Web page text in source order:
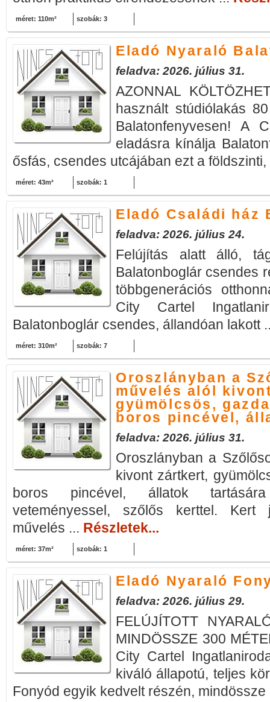
méret: 110m² szobák: 3
Eladó Nyaraló
feladva: 2026. július 31.
AZONNAL
használt stúdiólakás
Balatonfenyvesen! A
eladásra kínálja
ősfás, csendes utcájában ezt a
méret: 43m² szobák: 1
Eladó Családi ház
feladva: 2026. július 24.
Felújítás alatt álló,
Balatonboglár csendes
többgenerációs
City Cartel
Balatonboglár csendes, állandóan lakott
méret: 310m² szobák: 7
Oroszlányban a
művelés alól
gyümölcsös,
boros pincével,
feladva: 2026. július 31.
Oroszlányban a
kivont zártkert,
boros pincével, állatok
veteményessel, szőlős kerttel. Kert
művelés ... Részletek...
méret: 37m² szobák: 1
Eladó Nyaraló
feladva: 2026. július 29.
FELÚJÍTOTT
MINDÖSSZE 300
City Cartel
kiváló állapotú, teljes
Fonyód egyik kedvelt részén,